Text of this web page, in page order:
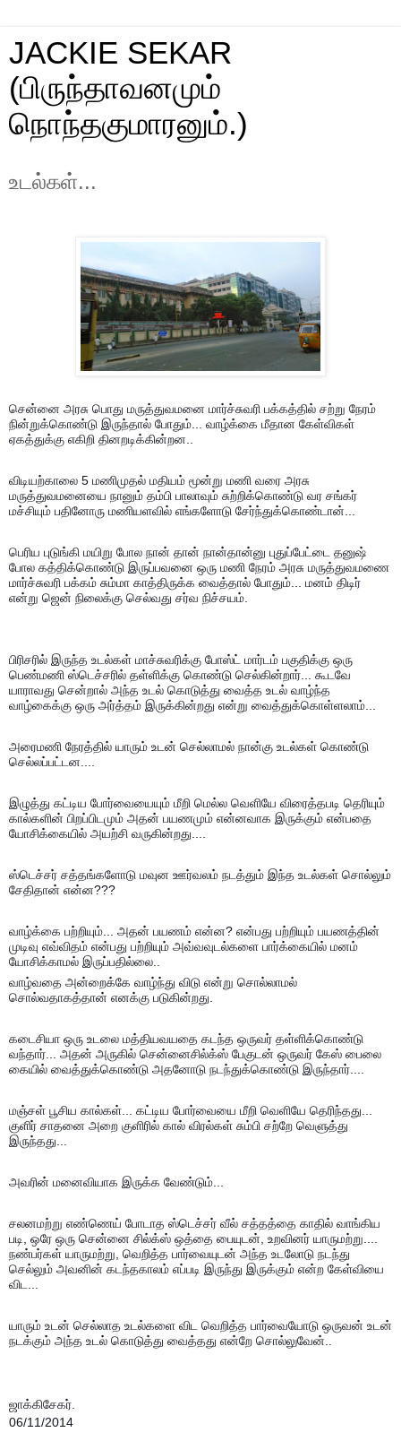
JACKIE SEKAR
(பிருந்தாவனமும்
நொந்தகுமாரனும்.)
உடல்கள்...
சென்னை அரசு பொது மருத்துவமனை மார்ச்சுவரி பக்கத்தில் சற்று நேரம்
நின்றுக்கொண்டு இருந்தால் போதும்... வாழ்க்கை மீதான கேள்விகள்
ஏகத்துக்கு எகிறி தினறடிக்கின்றன..
விடியற்காலை 5 மணிமுதல் மதியம் மூன்று மணி வரை அரசு
மருத்துவமனையை நானும் தம்பி பாலாவும் சுற்றிக்கொண்டு வர சங்கர்
மச்சியும் பதினோரு மணியளவில் எங்களோடு சேர்ந்துக்கொண்டான்...
பெரிய புடுங்கி மயிறு போல நான் தான் நான்தான்னு புதுப்பேட்டை தனுஷ்
போல கத்திக்கொண்டு இருப்பவனை ஒரு மணி நேரம் அரசு மருத்துவமணை
மார்ச்சுவரி பக்கம் சும்மா காத்திருக்க வைத்தால் போதும்... மனம் திடிர்
என்று ஜென் நிலைக்கு செல்வது சர்வ நிச்சயம்.
பிரிசரில் இருந்த உடல்கள் மாச்சுவரிக்கு போஸ்ட் மார்டம் பகுதிக்கு ஒரு
பெண்மணி ஸ்டெச்சரில் தள்ளிக்கு கொண்டு செல்கின்றார்... கூடவே
யாராவது சென்றால் அந்த உடல் கொடுத்து வைத்த உடல் வாழ்ந்த
வாழ்கைக்கு ஒரு அர்த்தம் இருக்கின்றது என்று வைத்துக்கொள்ளலாம்...
அரைமணி நேரத்தில் யாரும் உடன் செல்லாமல் நான்கு உடல்கள் கொண்டு
செல்லப்பட்டன....
இழுத்து கட்டிய போர்வையையும் மீறி மெல்ல வெளியே விரைத்தபடி தெரியும்
கால்களின் பிறப்பிடமும் அதன் பயணமும் என்னவாக இருக்கும் என்பதை
யோசிக்கையில் அயற்சி வருகின்றது....
ஸ்டெச்சர் சத்தங்களோடு மவுன ஊர்வலம் நடத்தும் இந்த உடல்கள் சொல்லும்
சேதிதான் என்ன???
வாழ்க்கை பற்றியும்... அதன் பயணம் என்ன? என்பது பற்றியும் பயணத்தின்
முடிவு எவ்விதம் என்பது பற்றியும் அவ்வவுடல்களை பார்க்கையில் மனம்
யோசிக்காமல் இருப்பதில்லை..
வாழ்வதை அன்றைக்கே வாழ்ந்து விடு என்று சொல்லாமல்
சொல்வதாகத்தான் எனக்கு படுகின்றது.
கடைசியா ஒரு உடலை மத்தியவயதை கடந்த ஒருவர் தள்ளிக்கொண்டு
வந்தார்... அதன் அருகில் சென்னைசில்க்ஸ் பேகுடன் ஒருவர் கேஸ் பைலை
கையில் வைத்துக்கொண்டு அதனோடு நடந்துக்கொண்டு இருந்தார்....
மஞ்சள் பூசிய கால்கள்... கட்டிய போர்வையை மீறி வெளியே தெரிந்தது...
குளிர் சாதனை அறை குளிரில் கால் விரல்கள் சும்பி சற்றே வெளுத்து
இருந்தது...
அவரின் மனைவியாக இருக்க வேண்டும்...
சலனமற்று எண்ணெய் போடாத ஸ்டெச்சர் வீல் சத்தத்தை காதில் வாங்கிய
படி, ஒரே ஒரு சென்னை சில்க்ஸ் ஒத்தை பையுடன், உறவினர் யாருமற்று....
நண்பர்கள் யாருமற்று, வெறித்த பார்வையுடன் அந்த உடலோடு நடந்து
செல்லும் அவனின் கடந்தகாலம் எப்படி இருந்து இருக்கும் என்ற கேள்வியை
விட...
யாரும் உடன் செல்லாத உடல்களை விட வெறித்த பார்வையோடு ஒருவன் உடன்
நடக்கும் அந்த உடல் கொடுத்து வைத்தது என்றே சொல்லுவேன்..
ஜாக்கிசேகர்.
06/11/2014